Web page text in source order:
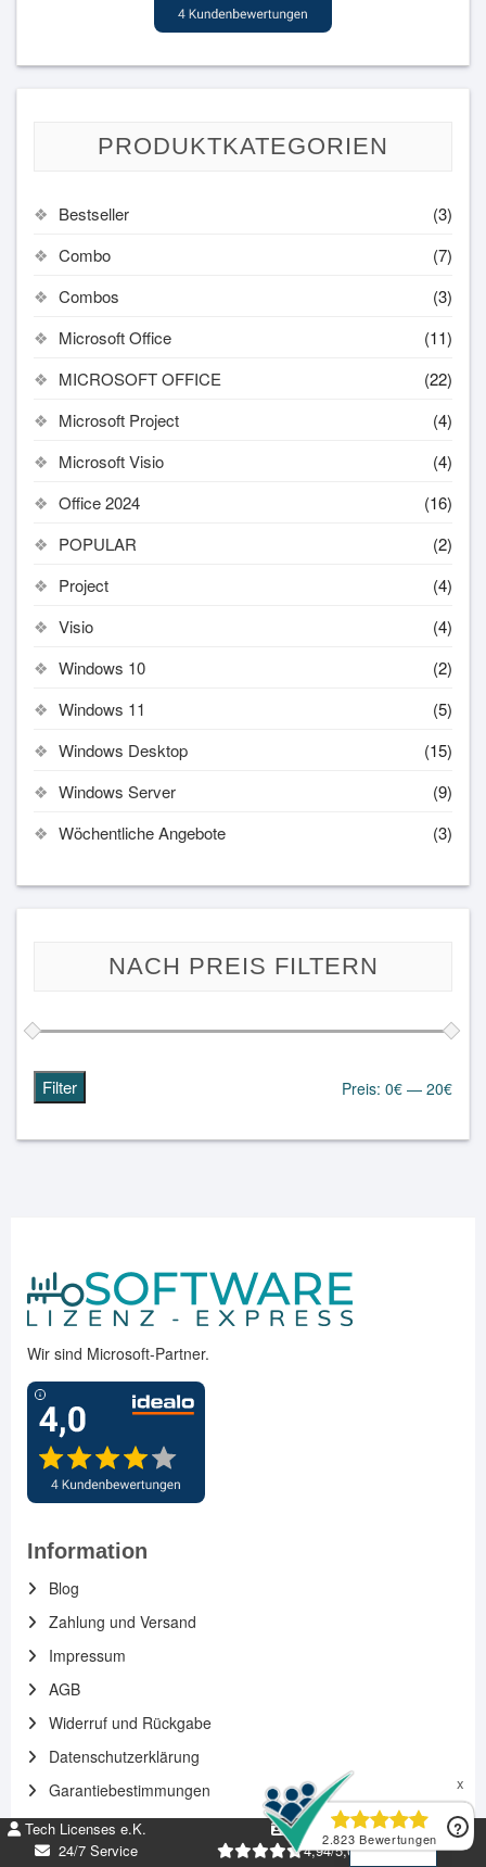
PRODUKTKATEGORIEN
Bestseller
(3)
Combo
(7)
Combos
(3)
Microsoft Office
(11)
MICROSOFT OFFICE
(22)
Microsoft Project
(4)
Microsoft Visio
(4)
Office 2024
(16)
POPULAR
(2)
Project
(4)
Visio
(4)
Windows 10
(2)
Windows 11
(5)
Windows Desktop
(15)
Windows Server
(9)
Wöchentliche Angebote
(3)
NACH PREIS FILTERN
Filter Preis: 0€ — 20€
Wir sind Microsoft-Partner.
Information
Blog
Zahlung und Versand
Impressum
AGB
Widerruf und Rückgabe
Datenschutzerklärung
Garantiebestimmungen
Shop-Standort
Tech Licenses e.K.
24/7 Service
DE269952674
4,94/5,00 +5k Bew.
DE
EN